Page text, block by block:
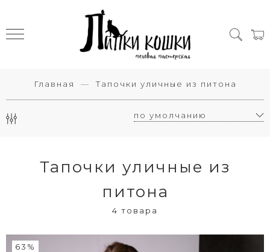
Главная Тапочки уличные из питона
Тапочки уличные из
питона
4 товара
63%